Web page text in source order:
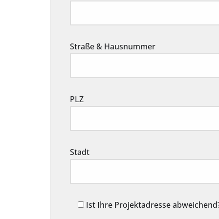
Straße & Hausnummer
PLZ
Stadt
Ist Ihre Projektadresse